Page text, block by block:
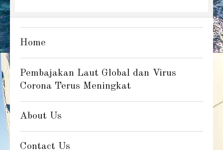
Home
Pembajakan Laut Global dan Virus
Corona Terus Meningkat
About Us
Contact Us